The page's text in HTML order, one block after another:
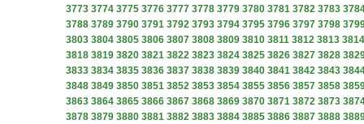
3773 3774 3775 3776 3777 3778 3779 3780 3781 3782 3783
3788 3789 3790 3791 3792 3793 3794 3795 3796 3797 3798
3803 3804 3805 3806 3807 3808 3809 3810 3811 3812 3813 3814
3818 3819 3820 3821 3822 3823 3824 3825 3826 3827 3828
3833 3834 3835 3836 3837 3838 3839 3840 3841 3842 3843
3848 3849 3850 3851 3852 3853 3854 3855 3856 3857 3858
3863 3864 3865 3866 3867 3868 3869 3870 3871 3872 3873
3878 3879 3880 3881 3882 3883 3884 3885 3886 3887 3888